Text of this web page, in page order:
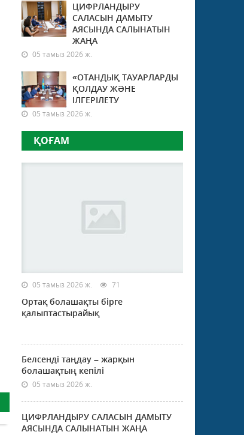
ЦИФРЛАНДЫРУ
САЛАСЫН ДАМЫТУ
АЯСЫНДА САЛЫНАТЫН
ЖАҢА
05 тамыз 2026 ж.
«ОТАНДЫҚ ТАУАРЛАРДЫ
ҚОЛДАУ ЖӘНЕ
ІЛГЕРІЛЕТУ
05 тамыз 2026 ж.
ҚОҒАМ
05 тамыз 2026 ж. 71
Ортақ болашақты бірге
қалыптастырайық
Белсенді таңдау – жарқын
болашақтың кепілі
05 тамыз 2026 ж.
ЦИФРЛАНДЫРУ САЛАСЫН ДАМЫТУ
АЯСЫНДА САЛЫНАТЫН ЖАҢА